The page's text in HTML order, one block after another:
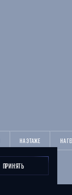
НА ЭТАЖЕ НА
ПРИНЯТЬ